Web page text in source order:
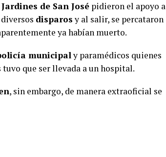
Jardines de San José pidieron el apoyo a
disparosy al salir, se percataron
ya habían muerto.
municipaly paramédicos quienes
tuvo que ser llevada a un hospital.
, sin embargo, de manera extraoficial se